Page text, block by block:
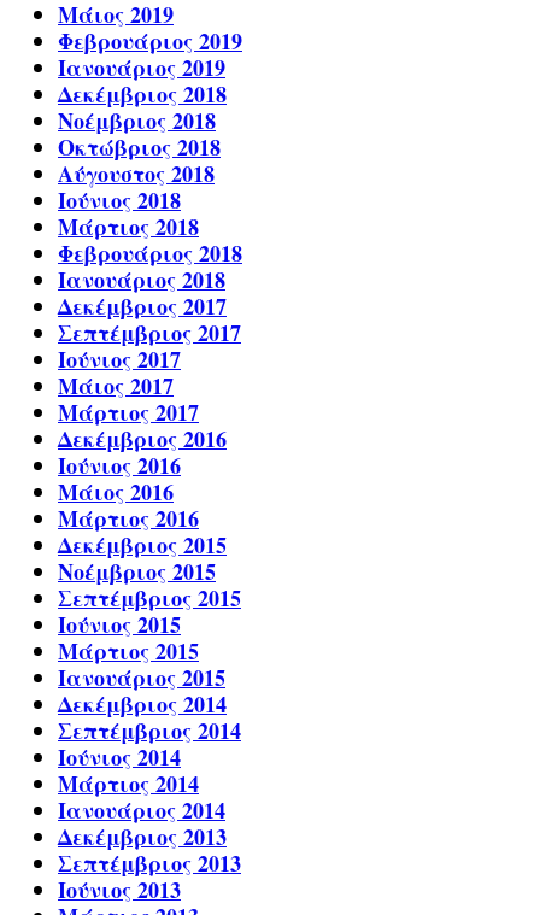
Μάιος 2019
Φεβρουάριος 2019
Ιανουάριος 2019
Δεκέμβριος 2018
Νοέμβριος 2018
Οκτώβριος 2018
Αύγουστος 2018
Ιούνιος 2018
Μάρτιος 2018
Φεβρουάριος 2018
Ιανουάριος 2018
Δεκέμβριος 2017
Σεπτέμβριος 2017
Ιούνιος 2017
Μάιος 2017
Μάρτιος 2017
Δεκέμβριος 2016
Ιούνιος 2016
Μάιος 2016
Μάρτιος 2016
Δεκέμβριος 2015
Νοέμβριος 2015
Σεπτέμβριος 2015
Ιούνιος 2015
Μάρτιος 2015
Ιανουάριος 2015
Δεκέμβριος 2014
Σεπτέμβριος 2014
Ιούνιος 2014
Μάρτιος 2014
Ιανουάριος 2014
Δεκέμβριος 2013
Σεπτέμβριος 2013
Ιούνιος 2013